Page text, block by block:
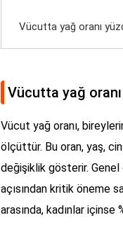
Vücutta yağ oranı
Vücutta yağ
Vücut yağ oranı,
ölçüttür. Bu oran, yaş,
değişiklik gösterir. Genel
açısından kritik öneme
arasında, kadınlar